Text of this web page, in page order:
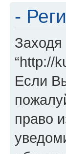
-
“http://
Если
право